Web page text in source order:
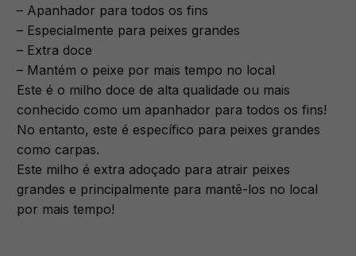
– Apanhador para todos os fins
– Especialmente para peixes grandes
– Extra doce
– Mantém o peixe por mais tempo no local
Este é o milho doce de alta qualidade ou mais
conhecido como um apanhador para todos os fins!
No entanto, este é específico para peixes grandes
como carpas.
Este milho é extra adoçado para atrair peixes
grandes e principalmente para mantê-los no local
por mais tempo!